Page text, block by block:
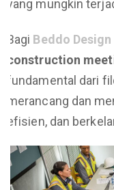
yang mungkin
Bagi Beddo
construction
fundamental dari
merancang dan
efisien, dan